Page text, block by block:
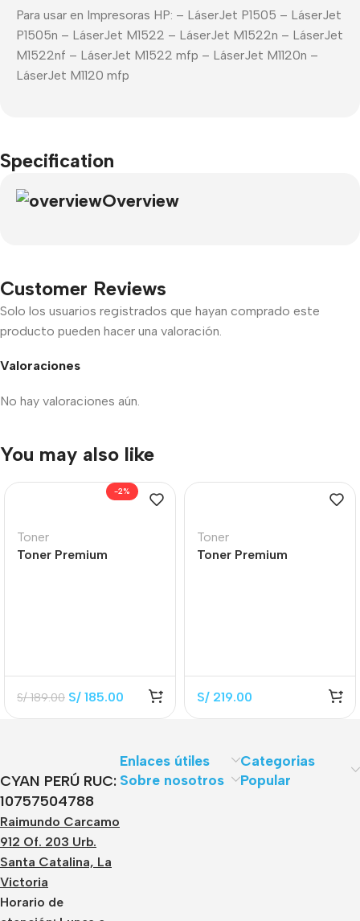
Para usar en Impresoras HP: – LáserJet P1505 – LáserJet
P1505n – LáserJet M1522 – LáserJet M1522n – LáserJet
M1522nf – LáserJet M1522 mfp – LáserJet M1120n –
LáserJet M1120 mfp
Specification
Overview
Customer Reviews
Valoraciones
No hay valoraciones aún.
Solo los usuarios registrados que hayan comprado este
producto pueden hacer una valoración.
You may also like
-2%
Toner
Toner Premium
S/189.00 S/ 185.00
Toner
Toner Premium
S/ 219.00
CYAN PERÚ RUC:
10757504788
Raimundo Carcamo
912 Of. 203 Urb.
Santa Catalina, La
Victoria
Horario de
Enlaces útiles
Sobre nosotros
Categorias
Popular